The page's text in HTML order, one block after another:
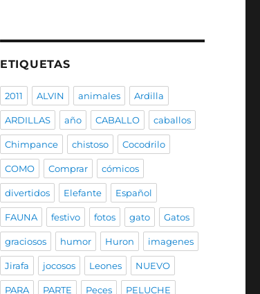
ETIQUETAS
2011 ALVIN animales Ardilla
ARDILLAS año CABALLO caballos
Chimpance chistoso Cocodrilo
COMO Comprar cómicos
divertidos Elefante Español
FAUNA festivo fotos gato Gatos
graciosos humor Huron imagenes
Jirafa jocosos Leones NUEVO
PARA PARTE Peces PELUCHE